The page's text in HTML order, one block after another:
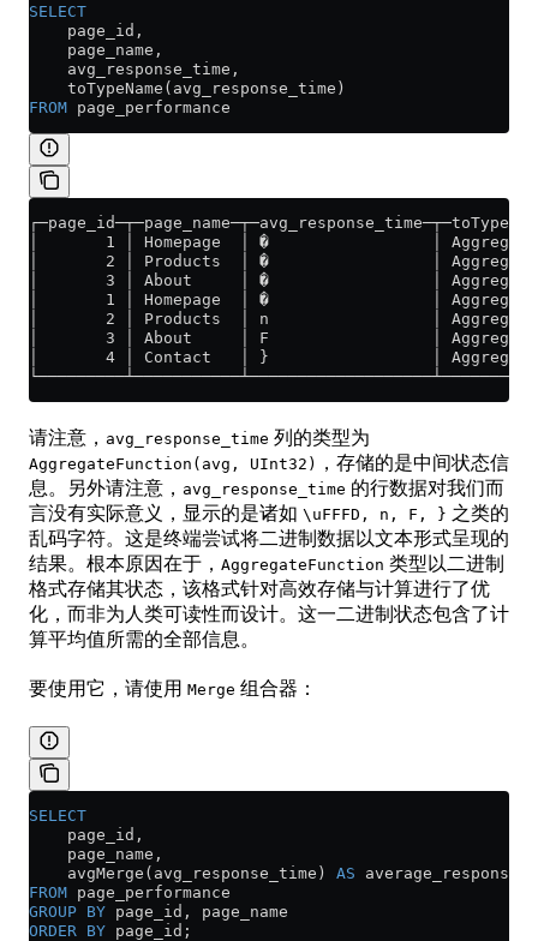
SELECT
    page_id,
    page_name,
    avg_response_time,
    toTypeName(avg_response_time)
FROM page_performance
│       1 │ Homepage  │ �                 │
│       2 │ Products  │ �                 │
│       3 │ About     │ �                 │
│       1 │ Homepage  │ �                 │
│       2 │ Products  │ n                 │
│       3 │ About     │ F                 │
│       4 │ Contact   │ }                 │
请注意， avg_response_time 列的类型为
AggregateFunction(avg, UInt32)
，存储的是中间状态信
息。另外请注意， avg_response_time 的行数据对我们而
言没有实际意义，显示的是诸如 \uFFFD, n, F, } 之类的
乱码字符。这是终端尝试将二进制数据以文本形式呈现的
结果。根本原因在于， AggregateFunction 类型以二进制
格式存储其状态，该格式针对高效存储与计算进行了优
化，而非为人类可读性而设计。这一二进制状态包含了计
算平均值所需的全部信息。
要使用它，请使用 Merge 组合器：
SELECT
    page_id,
    page_name,
    avgMerge(avg_response_time)
AS
FROM page_performance
GROUP BY page_id, page_name
ORDER BY page_id;